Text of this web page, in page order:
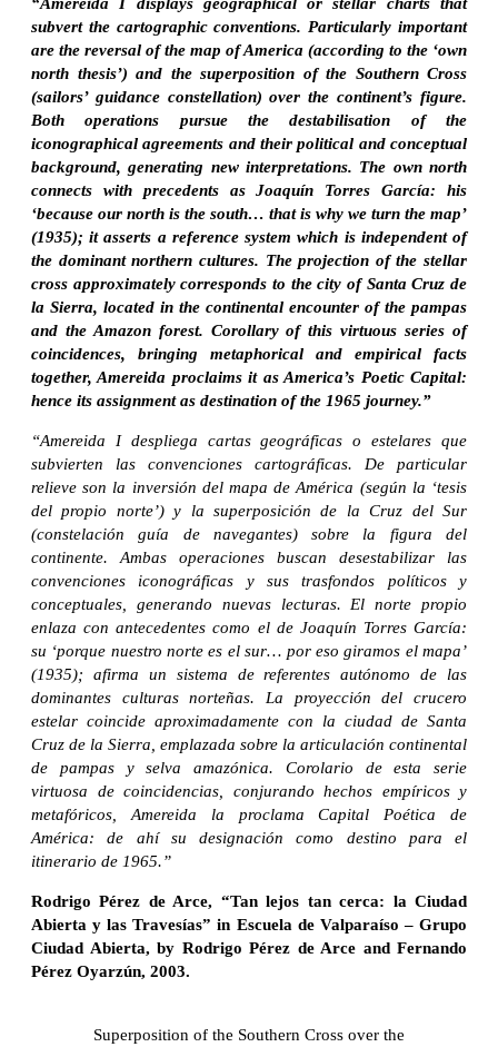
subvert the cartographic conventions. Particularly important
are the reversal of the map of America (according to the ‘own
north thesis’) and the superposition of the Southern Cross
(sailors’ guidance constellation) over the continent’s figure.
Both operations pursue the destabilisation of the
iconographical agreements and their political and conceptual
background, generating new interpretations. The own north
connects with precedents as Joaquín Torres García: his
‘because our north is the south… that is why we turn the map’
(1935); it asserts a reference system which is independent of
the dominant northern cultures. The projection of the stellar
cross approximately corresponds to the city of Santa Cruz de
la Sierra, located in the continental encounter of the pampas
and the Amazon forest. Corollary of this virtuous series of
coincidences, bringing metaphorical and empirical facts
together, Amereida proclaims it as America’s Poetic Capital:
hence its assignment as destination of the 1965 journey.”
“Amereida I despliega cartas geográficas o estelares que
subvierten las convenciones cartográficas. De particular
relieve son la inversión del mapa de América (según la ‘tesis
del propio norte’) y la superposición de la Cruz del Sur
(constelación guía de navegantes) sobre la figura del
continente. Ambas operaciones buscan desestabilizar las
convenciones iconográficas y sus trasfondos políticos y
conceptuales, generando nuevas lecturas. El norte propio
enlaza con antecedentes como el de Joaquín Torres García:
su ‘porque nuestro norte es el sur… por eso giramos el mapa’
(1935); afirma un sistema de referentes autónomo de las
dominantes culturas norteñas. La proyección del crucero
estelar coincide aproximadamente con la ciudad de Santa
Cruz de la Sierra, emplazada sobre la articulación continental
de pampas y selva amazónica. Corolario de esta serie
virtuosa de coincidencias, conjurando hechos empíricos y
metafóricos, Amereida la proclama Capital Poética de
América: de ahí su designación como destino para el
itinerario de 1965.”
Rodrigo Pérez de Arce, “Tan lejos tan cerca: la Ciudad
Abierta y las Travesías” in Escuela de Valparaíso – Grupo
Ciudad Abierta, by Rodrigo Pérez de Arce and Fernando
Pérez Oyarzún, 2003.
Superposition of the Southern Cross over the